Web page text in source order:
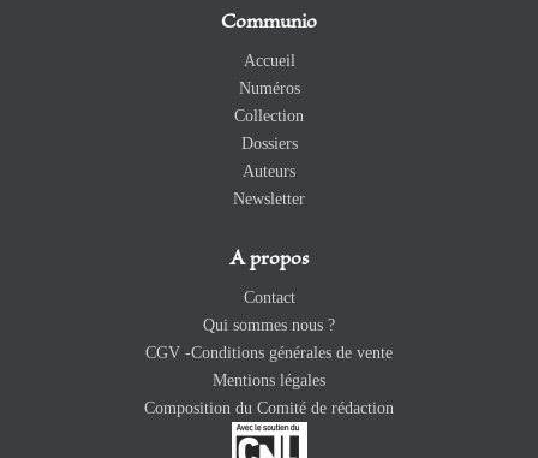
Communio
Accueil
Numéros
Collection
Dossiers
Auteurs
Newsletter
A propos
Contact
Qui sommes nous ?
CGV -Conditions générales de vente
Mentions légales
Composition du Comité de rédaction